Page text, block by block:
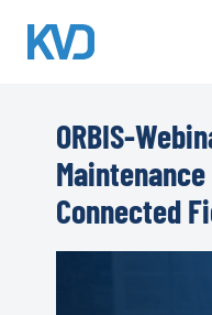
ORBIS-
Connected